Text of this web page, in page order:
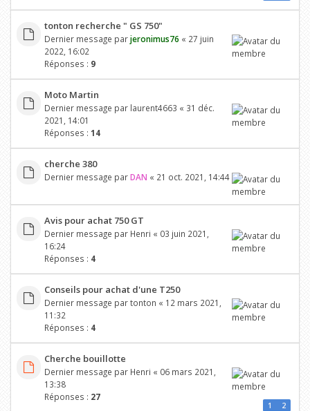
tonton recherche " GS 750"
Dernier message parjeronimus76 « 27 juin
2022, 16:02
Réponses : 9
Moto Martin
Dernier message par laurent4663 « 31 déc.
2021, 14:01
Réponses : 14
cherche 380
Dernier message parDAN « 21 oct. 2021, 14:44
Avis pour achat 750 GT
Dernier message par Henri « 03 juin 2021,
16:24
Réponses : 4
Conseils pour achat d'une T250
Dernier message partonton « 12 mars 2021,
11:32
Réponses : 4
Cherche bouillotte
Dernier message par Henri « 06 mars 2021,
13:38
Réponses : 27
1 2